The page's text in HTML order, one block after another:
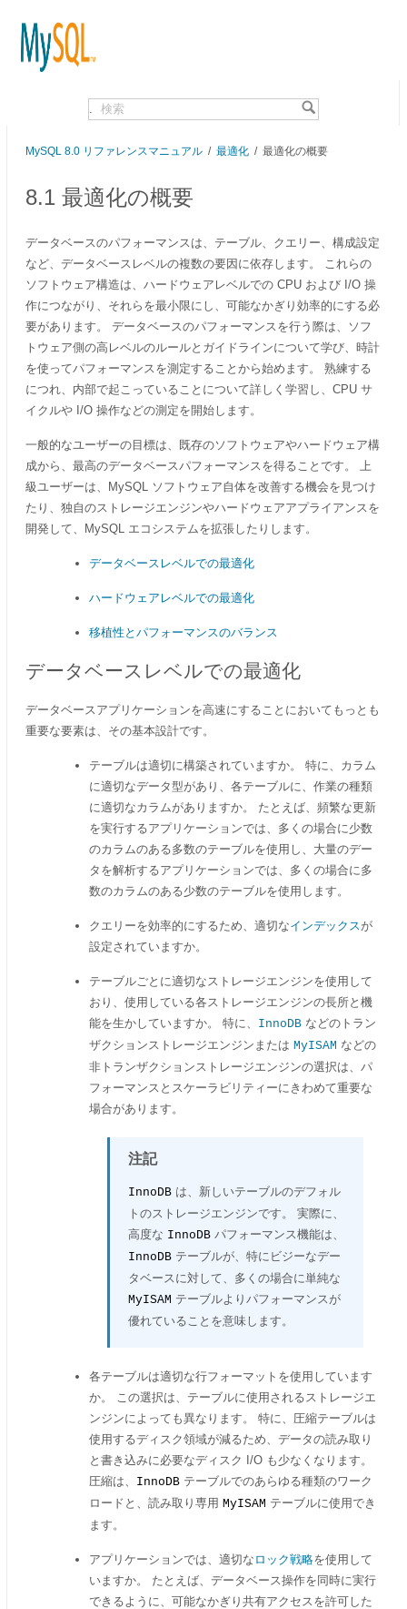
MySQL 8.0 リファレンスマニュアル / 最適化 / 最適化の概要
8.1 最適化の概要
データベースのパフォーマンスは、テーブル、クエリー、構成設定
など、データベースレベルの複数の要因に依存します。 これらの
ソフトウェア構造は、ハードウェアレベルでの CPU および I/O 操
作につながり、それらを最小限にし、可能なかぎり効率的にする必
要があります。 データベースのパフォーマンスを行う際は、ソフ
トウェア側の高レベルのルールとガイドラインについて学び、時計
を使ってパフォーマンスを測定することから始めます。 熟練する
につれ、内部で起こっていることについて詳しく学習し、CPU サ
イクルや I/O 操作などの測定を開始します。
一般的なユーザーの目標は、既存のソフトウェアやハードウェア構
成から、最高のデータベースパフォーマンスを得ることです。 上
級ユーザーは、MySQL ソフトウェア自体を改善する機会を見つけ
たり、独自のストレージエンジンやハードウェアアプライアンスを
開発して、MySQL エコシステムを拡張したりします。
データベースレベルでの最適化
ハードウェアレベルでの最適化
移植性とパフォーマンスのバランス
データベースレベルでの最適化
データベースアプリケーションを高速にすることにおいてもっとも
重要な要素は、その基本設計です。
テーブルは適切に構築されていますか。 特に、カラム
に適切なデータ型があり、各テーブルに、作業の種類
に適切なカラムがありますか。 たとえば、頻繁な更新
を実行するアプリケーションでは、多くの場合に少数
のカラムのある多数のテーブルを使用し、大量のデー
タを解析するアプリケーションでは、多くの場合に多
数のカラムのある少数のテーブルを使用します。
クエリーを効率的にするため、適切なインデックスが
設定されていますか。
テーブルごとに適切なストレージエンジンを使用して
おり、使用している各ストレージエンジンの長所と機
能を生かしていますか。 特に、 InnoDB などのトラン
ザクションストレージエンジンまたは MyISAM などの
非トランザクションストレージエンジンの選択は、パ
フォーマンスとスケーラビリティーにきわめて重要な
場合があります。
注記
InnoDB は、新しいテーブルのデフォル
トのストレージエンジンです。 実際に、
高度な InnoDB パフォーマンス機能は、
InnoDB テーブルが、特にビジーなデー
タベースに対して、多くの場合に単純な
MyISAM テーブルよりパフォーマンスが
優れていることを意味します。
各テーブルは適切な行フォーマットを使用しています
か。 この選択は、テーブルに使用されるストレージエ
ンジンによっても異なります。 特に、圧縮テーブルは
使用するディスク領域が減るため、データの読み取り
と書き込みに必要なディスク I/O も少なくなります。
圧縮は、 InnoDB テーブルでのあらゆる種類のワーク
ロードと、読み取り専用 MyISAM テーブルに使用でき
ます。
アプリケーションでは、適切な ロック戦略を使用して
いますか。 たとえば、データベース操作を同時に実行
できるように、可能なかぎり共有アクセスを許可した